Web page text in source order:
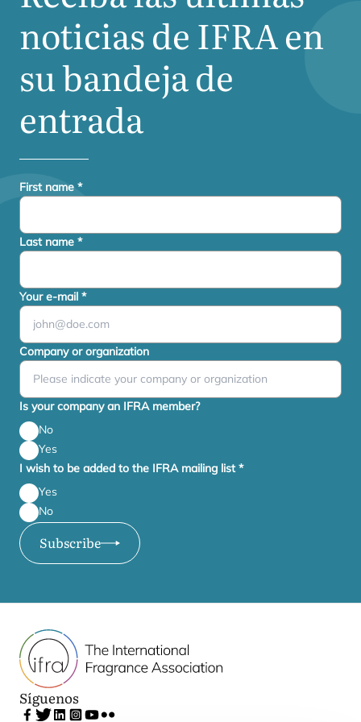
noticias deIFRAen
su bandeja de
entrada
First name *
Last name *
Your e-mail *
Company or organization
Is your company an IFRA member?
No
Yes
I wish to be added to the IFRA mailing list*
Yes
No
Subscribe
Síguenos